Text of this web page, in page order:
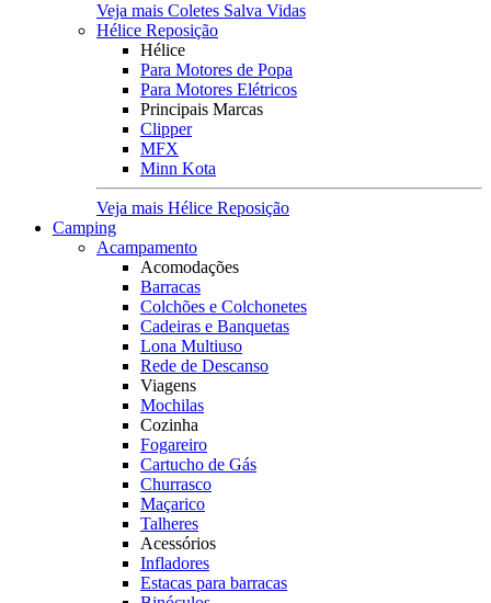
Veja mais Coletes Salva Vidas
Hélice Reposição
Hélice
Para Motores de Popa
Para Motores Elétricos
Principais Marcas
Clipper
MFX
Minn Kota
Veja mais Hélice Reposição
Camping
Acampamento
Acomodações
Barracas
Colchões e Colchonetes
Cadeiras e Banquetas
Lona Multiuso
Rede de Descanso
Viagens
Mochilas
Cozinha
Fogareiro
Cartucho de Gás
Churrasco
Maçarico
Talheres
Acessórios
Infladores
Estacas para barracas